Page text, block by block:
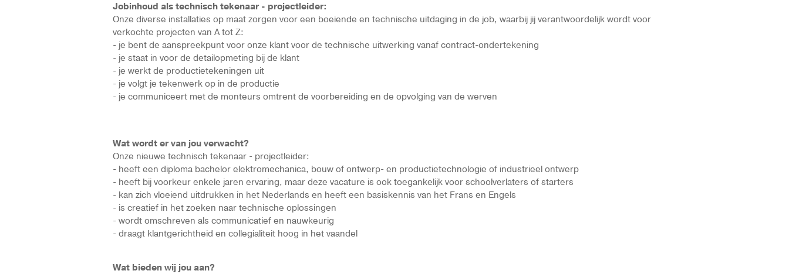
Jobinhoud als technisch tekenaar - projectleider:
Onze diverse installaties op maat zorgen voor een boeiende en technische uitdaging in de job, waarbij jij verantwoordelijk wordt voor
verkochte projecten van A tot Z:
- je bent de aanspreekpunt voor onze klant voor de technische uitwerking vanaf contract-ondertekening
- je staat in voor de detailopmeting bij de klant
- je werkt de productietekeningen uit
- je volgt je tekenwerk op in de productie
- je communiceert met de monteurs omtrent de voorbereiding en de opvolging van de werven
Wat wordt er van jou verwacht?
Onze nieuwe technisch tekenaar - projectleider:
- heeft een diploma bachelor elektromechanica, bouw of ontwerp- en productietechnologie of industrieel ontwerp
- heeft bij voorkeur enkele jaren ervaring, maar deze vacature is ook toegankelijk voor schoolverlaters of starters
- kan zich vloeiend uitdrukken in het Nederlands en heeft een basiskennis van het Frans en Engels
- is creatief in het zoeken naar technische oplossingen
- wordt omschreven als communicatief en nauwkeurig
- draagt klantgerichtheid en collegialiteit hoog in het vaandel
Wat bieden wij jou aan?